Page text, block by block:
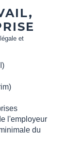
et
l'employeur
du